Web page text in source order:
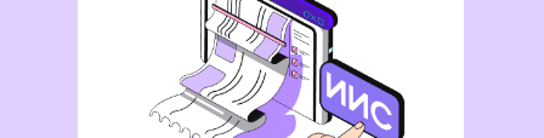
Кому подойдет этот курс